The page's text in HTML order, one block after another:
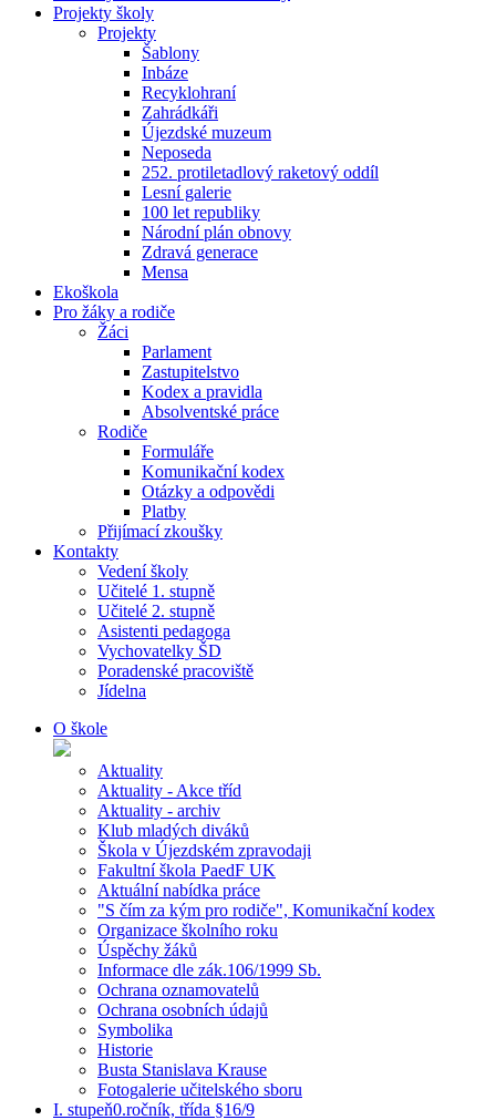
Projekty školy
Projekty
Šablony
Inbáze
Recyklohraní
Zahrádkáři
Újezdské muzeum
Neposeda
252. protiletadlový raketový oddíl
Lesní galerie
100 let republiky
Národní plán obnovy
Zdravá generace
Mensa
Ekoškola
Pro žáky a rodiče
Žáci
Parlament
Zastupitelstvo
Kodex a pravidla
Absolventské práce
Rodiče
Formuláře
Komunikační kodex
Otázky a odpovědi
Platby
Přijímací zkoušky
Kontakty
Vedení školy
Učitelé 1. stupně
Učitelé 2. stupně
Asistenti pedagoga
Vychovatelky ŠD
Poradenské pracoviště
Jídelna
O škole
Aktuality
Aktuality - Akce tříd
Aktuality - archiv
Klub mladých diváků
Škola v Újezdském zpravodaji
Fakultní škola PaedF UK
Aktuální nabídka práce
"S čím za kým pro rodiče", Komunikační kodex
Organizace školního roku
Úspěchy žáků
Informace dle zák.106/1999 Sb.
Ochrana oznamovatelů
Ochrana osobních údajů
Symbolika
Historie
Busta Stanislava Krause
Fotogalerie učitelského sboru
I. stupeň0.ročník, třída §16/9